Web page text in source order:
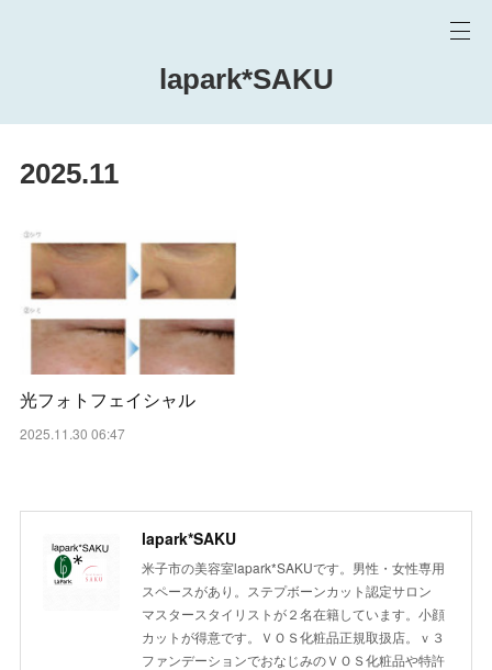
lapark*SAKU
2025.11
光フォトフェイシャル
2025.11.30 06:47
lapark*SAKU
米子市の美容室lapark*SAKUです。男性・女性専用
スペースがあり。ステプボーンカット認定サロン
マスタースタイリストが２名在籍しています。小顔
カットが得意です。ＶＯＳ化粧品正規取扱店。ｖ３
ファンデーションでおなじみのＶＯＳ化粧品や特許